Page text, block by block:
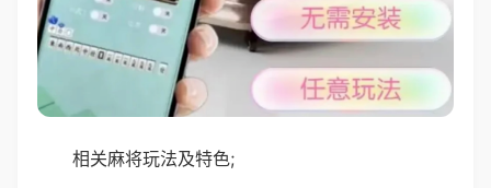
相关麻将玩法及特色;